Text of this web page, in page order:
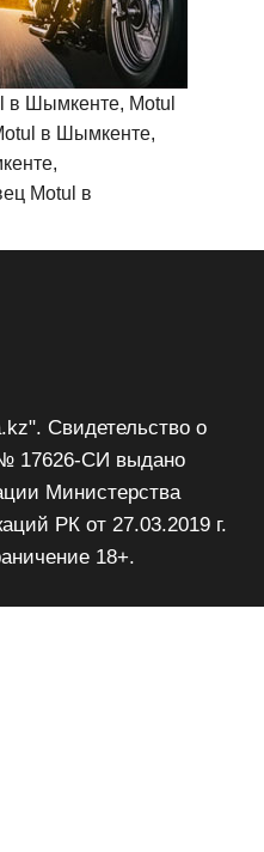
в Шымкенте, Motul
в Шымкенте,
Motul в
Свидетельство о
№ 17626-СИ выдано
Министерства
РК от 27.03.2019 г.
18+.